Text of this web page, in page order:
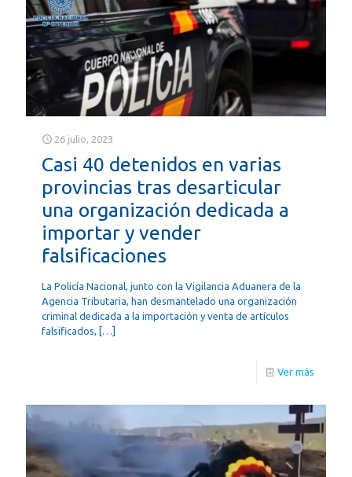
26 julio, 2023
Casi 40 detenidos en varias
provincias tras desarticular
una organización dedicada a
importar y vender
falsificaciones
La Policía Nacional, junto con la Vigilancia Aduanera de la
Agencia Tributaria, han desmantelado una organización
criminal dedicada a la importación y venta de artículos
falsificados, […]
Ver más